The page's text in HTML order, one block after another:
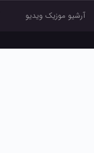
آرشیو موزیک ویدیو